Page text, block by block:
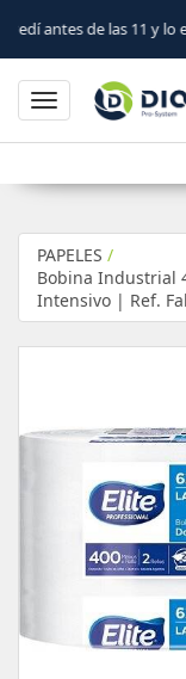
y lo enviamos en el día
Toggle navigation
PAPELES /
Bobina Industrial
Intensivo | Ref.